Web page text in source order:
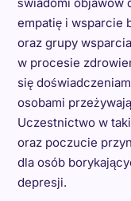
empatię i wsparcie
oraz grupy
w procesie
się
osobami
Uczestnictwo w
oraz poczucie
dla osób
depresji.